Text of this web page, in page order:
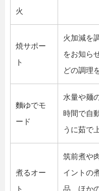
火
焼サポー
ト
火加減を
をお知ら
どの調理
麵ゆでモ
ード
水量や麺
時間で自
うに茹で
煮るオー
ト
筑前煮や
イントの
品、ほか